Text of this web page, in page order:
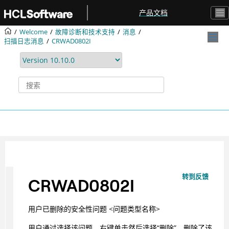
产品文档
Welcome 故障诊断和技术支持
消息
扫描日志消息
CRWAD0802I
转到反馈
CRWAD0802I
用户已删除的安全性问题 <问题类型名称>